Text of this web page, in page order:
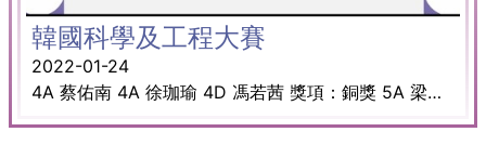
韓國科學及工程大賽
2022-01-24
4A 蔡佑南 4A 徐珈瑜 4D 馮若茜 獎項：銅獎 5A 梁筠怡 5A 何卓 5D 呂嶸韜 獎項：銅獎 6C 梁珍妮 6C 吳嘉豪 6C 葉梓皓 獎項：金獎 6C 李樂怡 6C 柯曉瀅 6C 蘇恩詠 獎項：金獎、最佳類別獎